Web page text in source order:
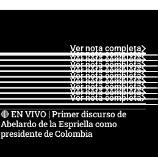
Ver nota completa
Ver nota completa
Ver nota completa
Ver nota completa
Ver nota completa
Ver nota completa
Ver nota completa
Ver nota completa
Ver nota completa
Ver nota completa
🔴 EN VIVO | Primer discurso de
Abelardo de la Espriella como
presidente de Colombia